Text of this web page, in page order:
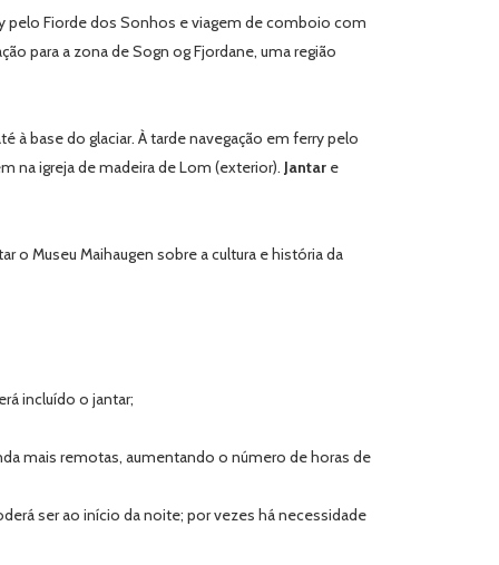
pelo Fiorde dos Sonhos e viagem de comboio com
para a zona de Sogn og Fjordane, uma região
à base do glaciar. À tarde navegação em ferry pelo
na igreja de madeira de Lom (exterior). Jantar e
o Museu Maihaugen sobre a cultura e história da
incluído o jantar;
mais remotas, aumentando o número de horas de
ser ao início da noite; por vezes há necessidade